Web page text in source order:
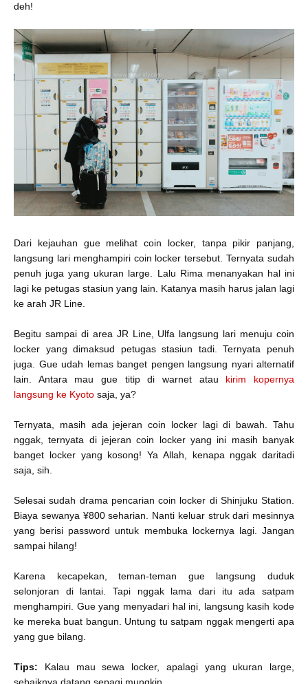
deh!
Dari kejauhan gue melihat coin locker, tanpa pikir panjang,
langsung lari menghampiri coin locker tersebut. Ternyata sudah
penuh juga yang ukuran large. Lalu Rima menanyakan hal ini
lagi ke petugas stasiun yang lain. Katanya masih harus jalan lagi
ke arah JR Line.
Begitu sampai di area JR Line, Ulfa langsung lari menuju coin
locker yang dimaksud petugas stasiun tadi. Ternyata penuh
juga. Gue udah lemas banget pengen langsung nyari alternatif
lain. Antara mau gue titip di warnet atau kirim kopernya
langsung ke Kyoto saja, ya?
Ternyata, masih ada jejeran coin locker lagi di bawah. Tahu
nggak, ternyata di jejeran coin locker yang ini masih banyak
banget locker yang kosong! Ya Allah, kenapa nggak daritadi
saja, sih.
Selesai sudah drama pencarian coin locker di Shinjuku Station.
Biaya sewanya ¥800 seharian. Nanti keluar struk dari mesinnya
yang berisi password untuk membuka lockernya lagi. Jangan
sampai hilang!
Karena kecapekan, teman-teman gue langsung duduk
selonjoran di lantai. Tapi nggak lama dari itu ada satpam
menghampiri. Gue yang menyadari hal ini, langsung kasih kode
ke mereka buat bangun. Untung tu satpam nggak mengerti apa
yang gue bilang.
Tips: Kalau mau sewa locker, apalagi yang ukuran large,